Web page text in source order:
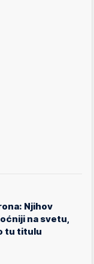
Njihov
na svetu,
tu titulu